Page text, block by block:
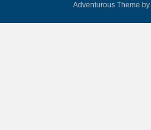
Adventurous Theme by